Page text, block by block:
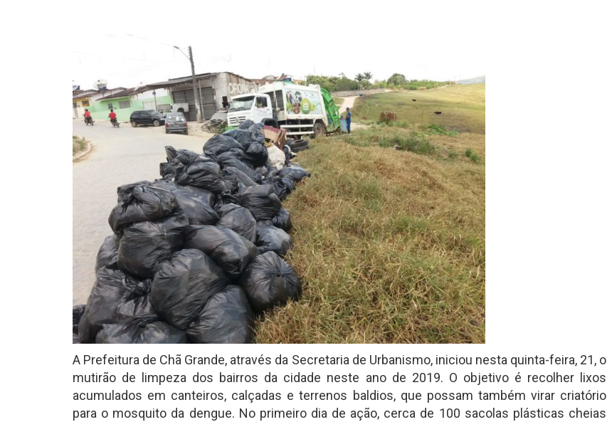
A Prefeitura de Chã Grande, através da Secretaria de Urbanismo, iniciou nesta quinta-feira, 21, o
mutirão de limpeza dos bairros da cidade neste ano de 2019. O objetivo é recolher lixos
acumulados em canteiros, calçadas e terrenos baldios, que possam também virar criatório
para o mosquito da dengue. No primeiro dia de ação, cerca de 100 sacolas plásticas cheias